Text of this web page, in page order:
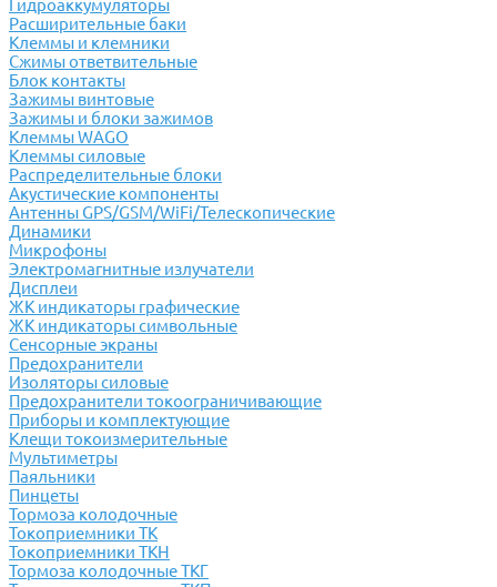
Гидроаккумуляторы
Расширительные баки
Клеммы и клемники
Cжимы ответвительные
Блок контакты
Зажимы винтовые
Зажимы и блоки зажимов
Клеммы WAGO
Клеммы силовые
Распределительные блоки
Акустические компоненты
Антенны GPS/GSM/WiFi/Телескопические
Динамики
Микрофоны
Электромагнитные излучатели
Дисплеи
ЖК индикаторы графические
ЖК индикаторы символьные
Сенсорные экраны
Предохранители
Изоляторы силовые
Предохранители токоограничивающие
Приборы и комплектующие
Клещи токоизмерительные
Мультиметры
Паяльники
Пинцеты
Тормоза колодочные
Токоприемники ТК
Токоприемники ТКН
Тормоза колодочные ТКГ